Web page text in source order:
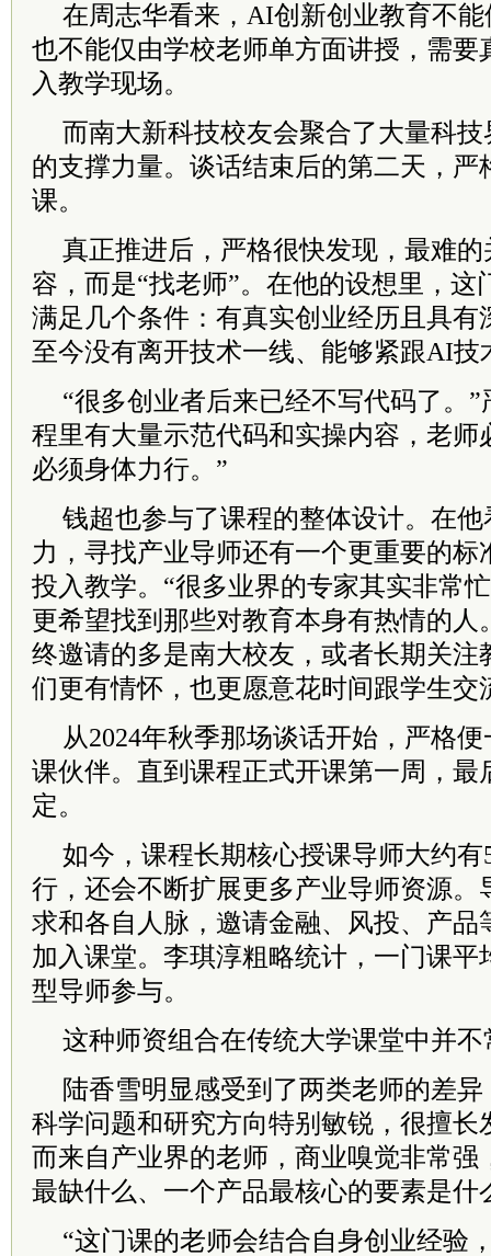
在周志华看来，AI创新创业教育不
也不能仅由学校老师单方面讲授，需要
入教学现场。
而南大新科技校友会聚合了大量科
的支撑力量。谈话结束后的第二天，严
课。
真正推进后，严格很快发现，最难
容，而是“找老师”。在他的设想里，这
满足几个条件：有真实创业经历且具有
至今没有离开技术一线、能够紧跟AI技
“很多创业者后来已经不写代码了。
程里有大量示范代码和实操内容，老师
必须身体力行。”
钱超也参与了课程的整体设计。在
力，寻找产业导师还有一个更重要的
投入教学。“很多业界的专家其实非常
更希望找到那些对教育本身有热情的人
终邀请的多是南大校友，或者长期关注
们更有情怀，也更愿意花时间跟学生交
从2024年秋季那场谈话开始，严格
课伙伴。直到课程正式开课第一周，最
定。
如今，课程长期核心授课导师大约
行，还会不断扩展更多产业导师资源。
求和各自人脉，邀请金融、风投、产品
加入课堂。李琪淳粗略统计，一门课平
型导师参与。
这种师资组合在传统大学课堂中并不
陆香雪明显感受到了两类老师的差
科学问题和研究方向特别敏锐，很擅长
而来自产业界的老师，商业嗅觉非常强
最缺什么、一个产品最核心的要素是什
“这门课的老师会结合自身创业经验